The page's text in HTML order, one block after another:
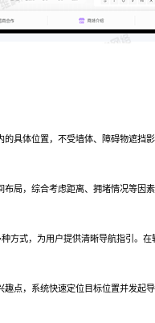
具体位置，不受墙体、障碍物遮挡影
局，综合考虑距离、拥堵情况等因
方式，为用户提供清晰导航指引。
点，系统快速定位目标位置并发起